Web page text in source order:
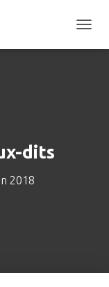
É
N
dits
2018